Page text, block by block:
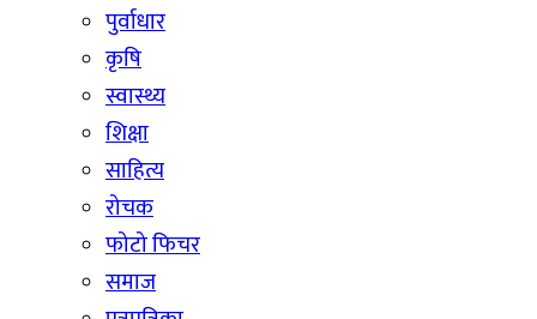
पुर्वाधार
कृषि
स्वास्थ्य
शिक्षा
साहित्य
रोचक
फोटो फिचर
समाज